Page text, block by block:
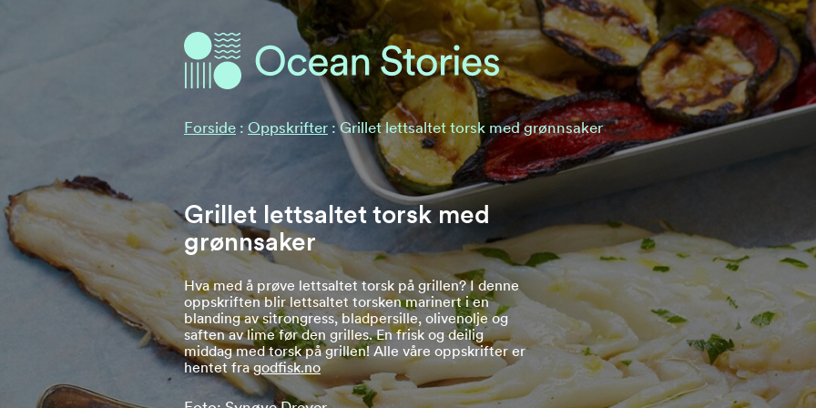
Ocean Stories
Forside : Oppskrifter :Grillet lettsaltet torsk med grønnsaker
Grillet lettsaltet torsk med
grønnsaker
Hva med å prøve lettsaltet torsk på grillen? I denne
oppskriften blir lettsaltet torsken marinert i en
blanding av sitrongress, bladpersille, olivenolje og
saften av lime før den grilles. En frisk og deilig
middag med torsk på grillen! Alle våre oppskrifter er
hentet fragodfisk.no